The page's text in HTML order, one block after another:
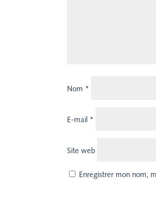
Nom *
E-mail *
Site web
Enregistrer mon nom,